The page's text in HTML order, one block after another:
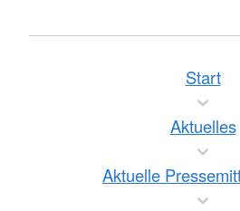
Start
Aktuelles
Aktuelle